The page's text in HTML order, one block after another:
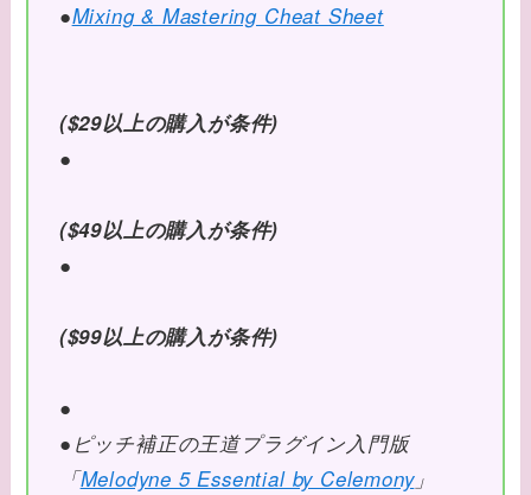
●Mixing & Mastering Cheat Sheet
($29以上の購入が条件)
●
($49以上の購入が条件)
●
($99以上の購入が条件)
●
●ピッチ補正の王道プラグイン入門版
「Melodyne 5 Essential by Celemony」